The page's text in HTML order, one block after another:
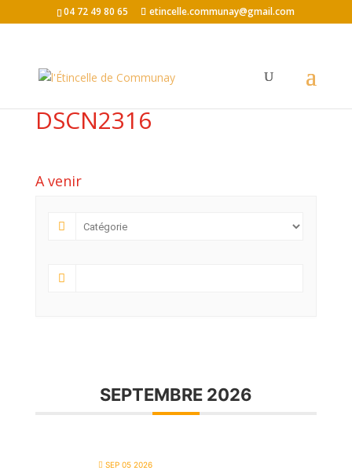
04 72 49 80 65 etincelle.communay@gmail.com
DSCN2316
A venir
SEPTEMBRE 2026
SEP 05 2026